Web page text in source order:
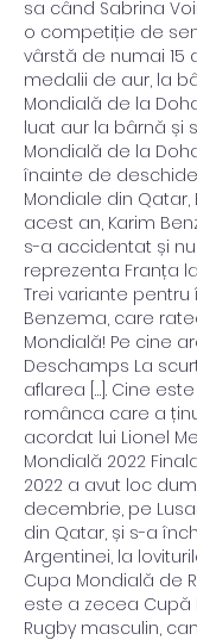
sa când Sabrina
o competiție de
vârstă de numai 15
medalii de aur, la
Mondială de la
luat aur la bârnă și
Mondială de la
înainte de
Mondiale din Qatar,
acest an, Karim
s-a accidentat și
reprezenta Franța
Trei variante pentru
Benzema, care
Mondială! Pe cine
Deschamps La
aflarea […]. Cine
românca care a
acordat lui Lionel
Mondială 2022
2022 a avut loc
decembrie, pe
din Qatar, și s-a
Argentinei, la
Cupa Mondială de
este a zecea Cupă
Rugby masculin,